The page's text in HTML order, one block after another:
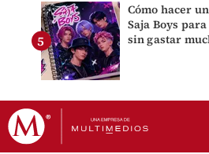
Cómo hacer
Saja Boys
sin gastar